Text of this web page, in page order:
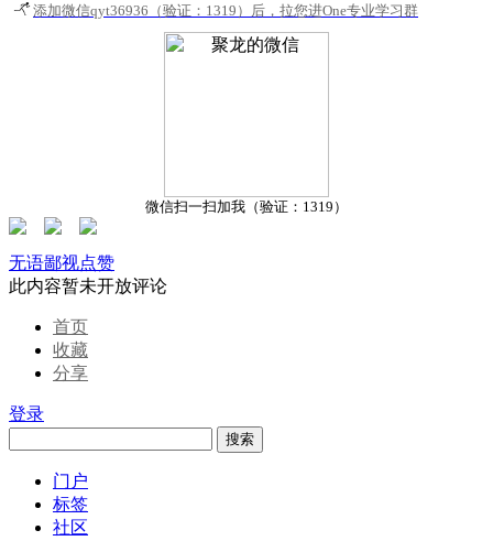
添加微信qyt36936（验证：1319）后，拉您进One专业学习群
微信扫一扫加我（验证：1319）
无语鄙视点赞
此内容暂未开放评论
首页
收藏
分享
登录
搜索
门户
标签
社区